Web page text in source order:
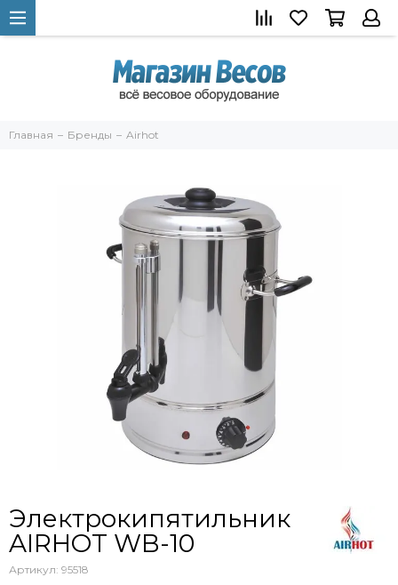
Главная Бренды Airhot
Электрокипятильник
AIRHOT WB-10
Артикул: 95518